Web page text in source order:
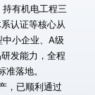
有机电工程三
认证等核心从
小企业、A级
发能力，全程
落地。